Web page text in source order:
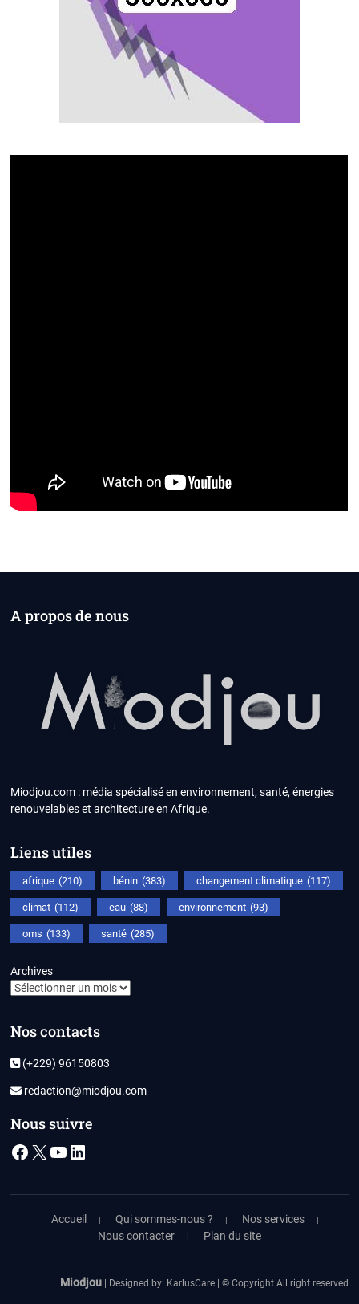
A propos de nous
Miodjou.com : média spécialisé en environnement, santé, énergies
renouvelables et architecture en Afrique.
Liens utiles
afrique (210) bénin (383) changement climatique (117)
climat (112) eau (88) environnement (93)
oms (133) santé (285)
Archives
Nos contacts
(+229) 96150803
redaction@miodjou.com
Nous suivre
Facebook
X YouTube
LinkedIn
Accueil Qui sommes-nous ?
Nos services
Nous contacter
Plan du site
Miodjou| Designed by: KarlusCare| © Copyright All right reserved